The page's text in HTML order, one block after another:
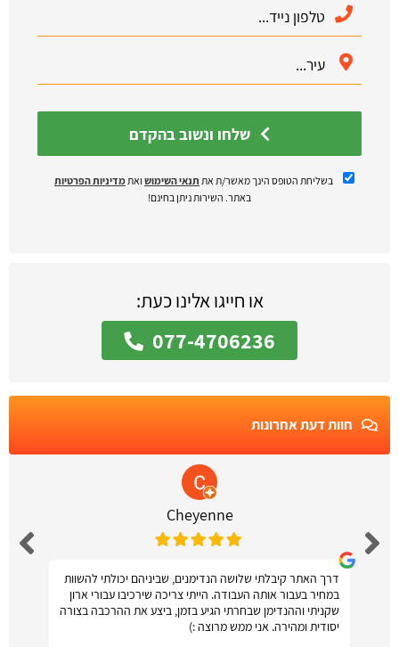
בשליחת הטופס הינך מאשר/ת את תנאי השימוש ואתמדיניות הפרטיות
באתר. השירות ניתן בחינם!
או חייגו אלינו כעת:
077-4706236
חוות דעת אחרונות
Cheyenne
דרך האתר קיבלתי שלושה הנדימנים, שביניהם יכולתי להשוות
במחיר בעבור אותה העבודה. הייתי צריכה שירכיבו עבורי ארון
שקניתי וההנדימן שבחרתי הגיע בזמן, ביצע את ההרכבה בצורה
יסודית ומהירה. אני ממש מרוצה :)